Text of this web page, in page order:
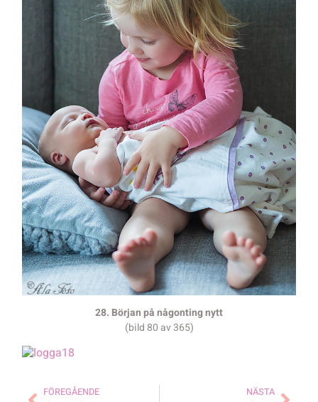
28. Början på någonting nytt
(bild 80 av 365)
FÖREGÅENDE NÄSTA